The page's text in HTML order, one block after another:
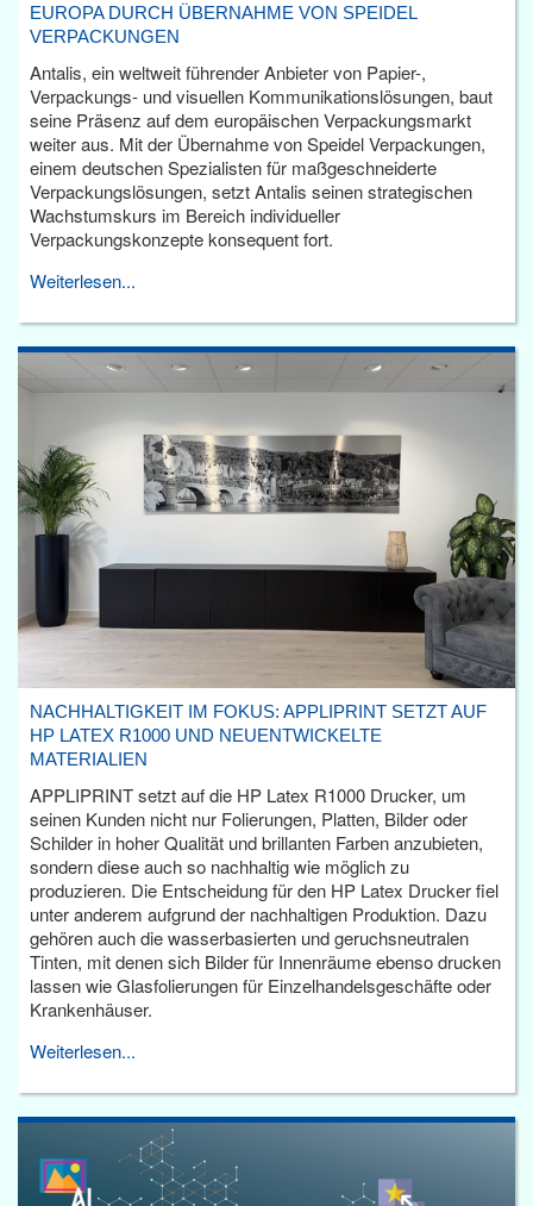
EUROPA DURCH ÜBERNAHME VON SPEIDEL
VERPACKUNGEN
Antalis, ein weltweit führender Anbieter von Papier-,
Verpackungs- und visuellen Kommunikationslösungen, baut
seine Präsenz auf dem europäischen Verpackungsmarkt
weiter aus. Mit der Übernahme von Speidel Verpackungen,
einem deutschen Spezialisten für maßgeschneiderte
Verpackungslösungen, setzt Antalis seinen strategischen
Wachstumskurs im Bereich individueller
Verpackungskonzepte konsequent fort.
Weiterlesen...
NACHHALTIGKEIT IM FOKUS: APPLIPRINT SETZT AUF
HP LATEX R1000 UND NEUENTWICKELTE
MATERIALIEN
APPLIPRINT setzt auf die HP Latex R1000 Drucker, um
seinen Kunden nicht nur Folierungen, Platten, Bilder oder
Schilder in hoher Qualität und brillanten Farben anzubieten,
sondern diese auch so nachhaltig wie möglich zu
produzieren. Die Entscheidung für den HP Latex Drucker fiel
unter anderem aufgrund der nachhaltigen Produktion. Dazu
gehören auch die wasserbasierten und geruchsneutralen
Tinten, mit denen sich Bilder für Innenräume ebenso drucken
lassen wie Glasfolierungen für Einzelhandelsgeschäfte oder
Krankenhäuser.
Weiterlesen...